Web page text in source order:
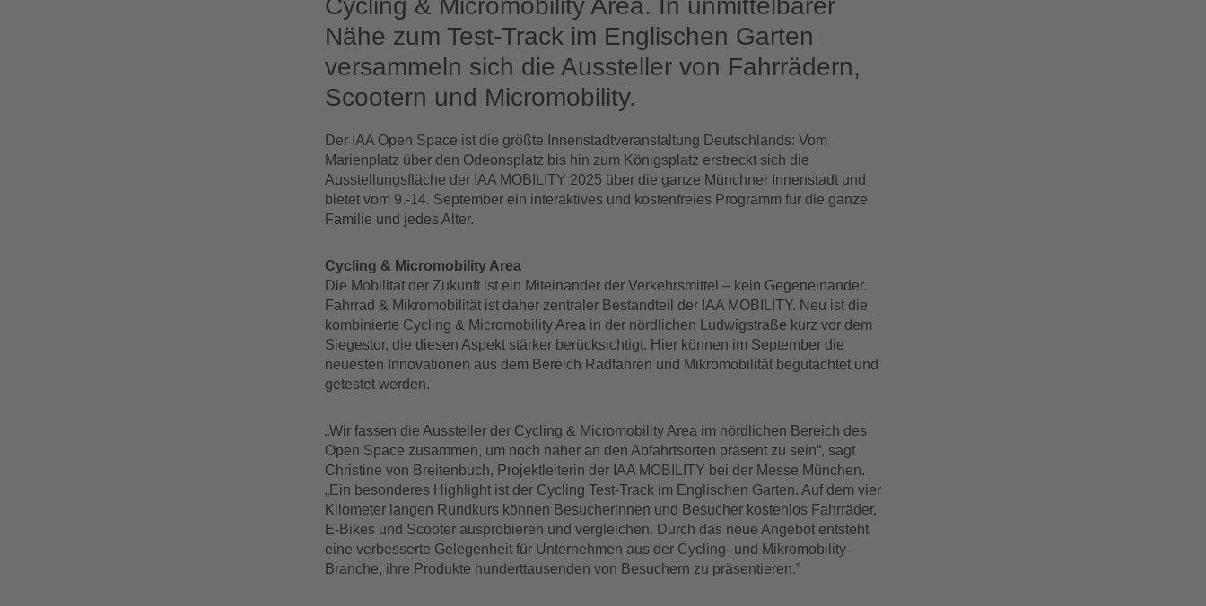
Cycling & Micromobility Area. In unmittelbarer
Nähe zum Test-Track im Englischen Garten
versammeln sich die Aussteller von Fahrrädern,
Scootern und Micromobility.
Der IAA Open Space ist die größte Innenstadtveranstaltung Deutschlands: Vom
Marienplatz über den Odeonsplatz bis hin zum Königsplatz erstreckt sich die
Ausstellungsfläche der IAA MOBILITY 2025 über die ganze Münchner Innenstadt und
bietet vom 9.-14. September ein interaktives und kostenfreies Programm für die ganze
Familie und jedes Alter.
Cycling & Micromobility Area
Die Mobilität der Zukunft ist ein Miteinander der Verkehrsmittel – kein Gegeneinander.
Fahrrad & Mikromobilität ist daher zentraler Bestandteil der IAA MOBILITY. Neu ist die
kombinierte Cycling & Micromobility Area in der nördlichen Ludwigstraße kurz vor dem
Siegestor, die diesen Aspekt stärker berücksichtigt. Hier können im September die
neuesten Innovationen aus dem Bereich Radfahren und Mikromobilität begutachtet und
getestet werden.
„Wir fassen die Aussteller der Cycling & Micromobility Area im nördlichen Bereich des
Open Space zusammen, um noch näher an den Abfahrtsorten präsent zu sein“, sagt
Christine von Breitenbuch, Projektleiterin der IAA MOBILITY bei der Messe München.
„Ein besonderes Highlight ist der Cycling Test-Track im Englischen Garten. Auf dem vier
Kilometer langen Rundkurs können Besucherinnen und Besucher kostenlos Fahrräder,
E-Bikes und Scooter ausprobieren und vergleichen. Durch das neue Angebot entsteht
eine verbesserte Gelegenheit für Unternehmen aus der Cycling- und Mikromobility-
Branche, ihre Produkte hunderttausenden von Besuchern zu präsentieren.”